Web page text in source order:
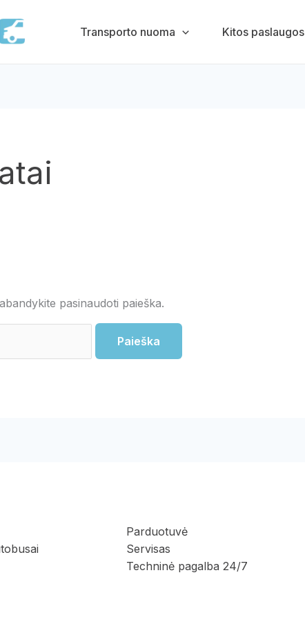
Transporto nuoma Kitos paslaugos
pasinaudoti paieška.
Parduotuvė
Servisas
Techninė pagalba 24/7